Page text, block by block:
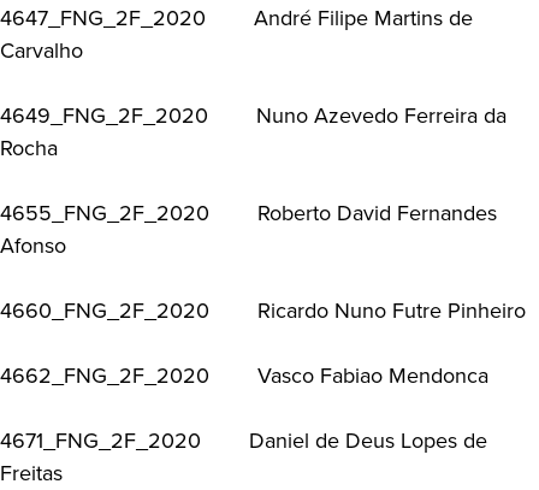
4647_FNG_2F_2020 André Filipe Martins de
Carvalho
4649_FNG_2F_2020 Nuno Azevedo Ferreira da
Rocha
4655_FNG_2F_2020 Roberto David Fernandes
Afonso
4660_FNG_2F_2020 Ricardo Nuno Futre Pinheiro
4662_FNG_2F_2020 Vasco Fabiao Mendonca
4671_FNG_2F_2020 Daniel de Deus Lopes de
Freitas